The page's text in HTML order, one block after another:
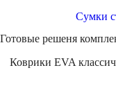
Сумки
Готовые решеня
Коврики EVA